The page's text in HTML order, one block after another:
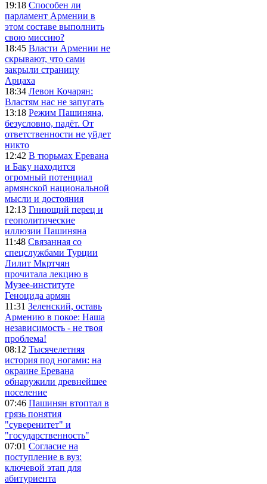
19:18 Способен ли
парламент Армении в
этом составе выполнить
свою миссию?
18:45 Власти Армении не
скрывают, что сами
закрыли страницу
Арцаха
18:34 Левон Кочарян:
Властям нас не запугать
13:18 Режим Пашиняна,
безусловно, падёт. От
ответственности не уйдет
никто
12:42 В тюрьмах Еревана
и Баку находится
огромный потенциал
армянской национальной
мысли и достояния
12:13 Гниющий перец и
геополитические
иллюзии Пашиняна
11:48 Связанная со
спецслужбами Турции
Лилит Мкртчян
прочитала лекцию в
Музее-институте
Геноцида армян
11:31 Зеленский, оставь
Армению в покое: Наша
независимость - не твоя
проблема!
08:12 Тысячелетняя
история под ногами: на
окраине Еревана
обнаружили древнейшее
поселение
07:46 Пашинян втоптал в
грязь понятия
"суверенитет" и
"государственность"
07:01 Согласие на
поступление в вуз:
ключевой этап для
абитуриента